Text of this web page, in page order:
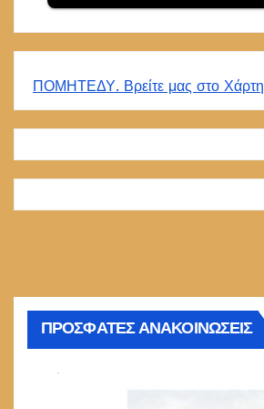
ΠΟΜΗΤΕΔΥ. Βρείτε μας στο Χάρτη
ΠΡΟΣΦΑΤΕΣ ΑΝΑΚΟΙΝΩΣΕΙΣ